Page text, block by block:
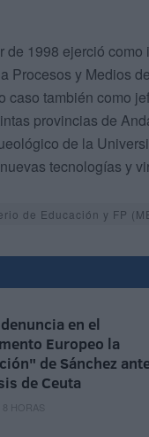
de 1998 ejerció
Procesos y Medios
caso también como
provincias de
de la
tecnologías y
de Educación y FP
denuncia en el
Europeo la
de Sánchez
de Ceuta
HORAS